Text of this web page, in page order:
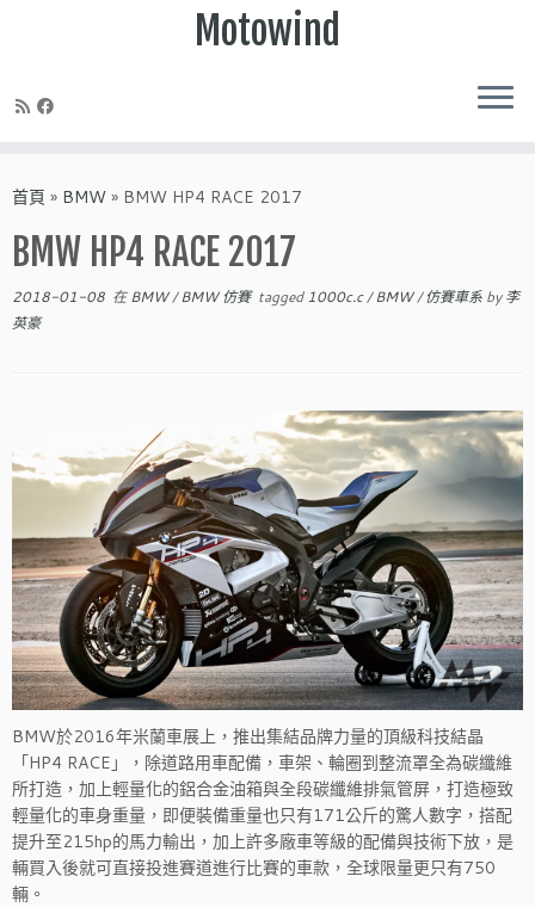
to
Motowind
首頁 » BMW » BMW HP4 RACE 2017
BMW HP4 RACE 2017
2018-01-08 在BMW/BMW 仿賽 tagged1000c.c/BMW/仿賽車系 by李
英豪
BMW於2016年米蘭車展上，推出集結品牌力量的頂級科技結晶
「HP4 RACE」，除道路用車配備，車架、輪圈到整流罩全為碳纖維
所打造，加上輕量化的鋁合金油箱與全段碳纖維排氣管屏，打造極致
輕量化的車身重量，即便裝備重量也只有171公斤的驚人數字，搭配
提升至215hp的馬力輸出，加上許多廠車等級的配備與技術下放，是
輛買入後就可直接投進賽道進行比賽的車款，全球限量更只有750
輛。